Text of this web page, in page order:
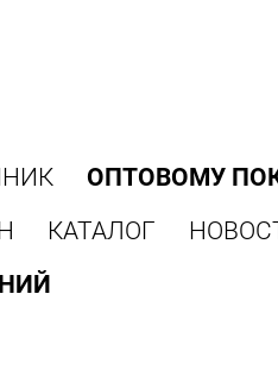
ОПТОВОМУ
КАТАЛОГ